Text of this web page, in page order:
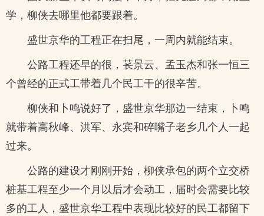
学，柳侠去哪里他都要跟着。
盛世京华的工程正在扫尾，一周内就能结束。
公路工程还早的很，苌景云、孟玉杰和张一恒三
个曾经的正式工带着几个民工干的很辛苦。
柳侠和卜鸣说好了，盛世京华那边一结束，卜鸣
就带着高秋峰、洪军、永宾和碎嘴子老乡几个人一起
过来。
公路的建设才刚刚开始，柳侠承包的两个立交桥
桩基工程至少一个月以后才会动工，届时会需要比较
多的工人，盛世京华工程中表现比较好的民工都留下